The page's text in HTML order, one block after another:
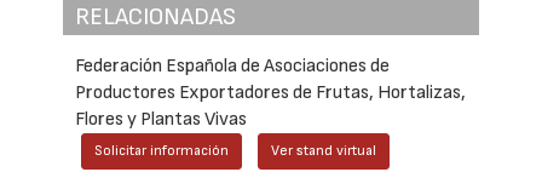
RELACIONADAS
Federación Española de Asociaciones de
Productores Exportadores de Frutas, Hortalizas,
Flores y Plantas Vivas
Solicitar información Ver stand virtual